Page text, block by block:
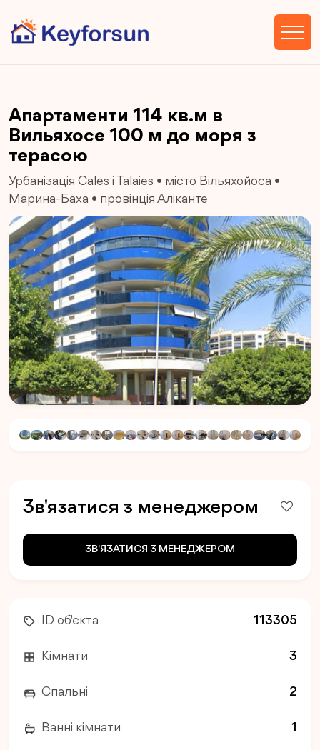
Апартаменти 114 кв.м в
Вильяхосе 100 м до моря з
терасою
Урбанізація Cales i Talaies • місто Вільяхойоса •
Марина-Баха • провінція Аліканте
Зв'язатися з менеджером
ЗВ'ЯЗАТИСЯ З МЕНЕДЖЕРОМ
ID об'єкта 113305
Кімнати 3
Спальні 2
Ванні кімнати 1